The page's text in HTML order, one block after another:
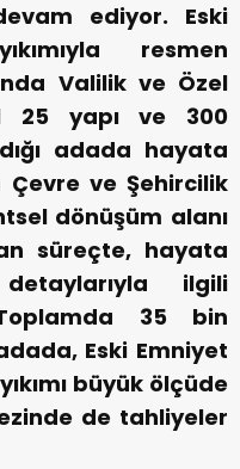
ediyor. Eski
resmen
Valilik ve Özel
25 yapı ve 300
adada hayata
Çevre ve Şehircilik
dönüşüm alanı
süreçte, hayata
ilgili
35 bin
Eski Emniyet
büyük ölçüde
de tahliyeler